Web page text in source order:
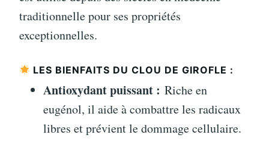
traditionnelle pour ses propriétés
exceptionnelles.
LES BIENFAITS DU CLOU DE GIROFLE :
Antioxydant puissant : Riche en
eugénol, il aide à combattre les radicaux
libres et prévient le dommage cellulaire.